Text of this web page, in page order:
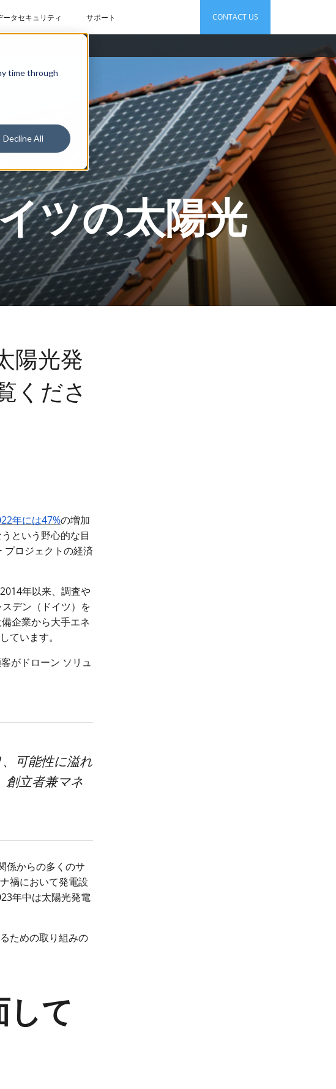
time through
Decline All
ータセキュリティ サポート CONTACT US
ツの太陽光
陽光発
くださ
年には47%の増加
という野心的な目
プロジェクトの経済
年以来、調査や
デン（ドイツ）を
企業から大手エネ
ています。
がドローン ソリュ
可能性に溢れ
創立者兼マネ
係からの多くのサ
禍において発電設
年中は太陽光発電
ための取り組みの
して